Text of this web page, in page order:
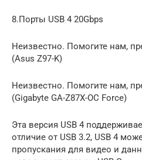
8.Порты USB 4 20Gbps
Неизвестно. Помогите нам,
(Asus Z97-K)
Неизвестно. Помогите нам,
(Gigabyte GA-Z87X-OC Force)
Эта версия USB 4
отличие от USB 3.2, USB 4
пропускания для видео и